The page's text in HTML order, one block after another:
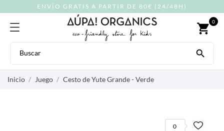
ENVÍO GRATIS A PARTIR DE 80€ (24/48H)
shopping_cart 0

Inicio Juego Cesto de Yute Grande - Verde
0